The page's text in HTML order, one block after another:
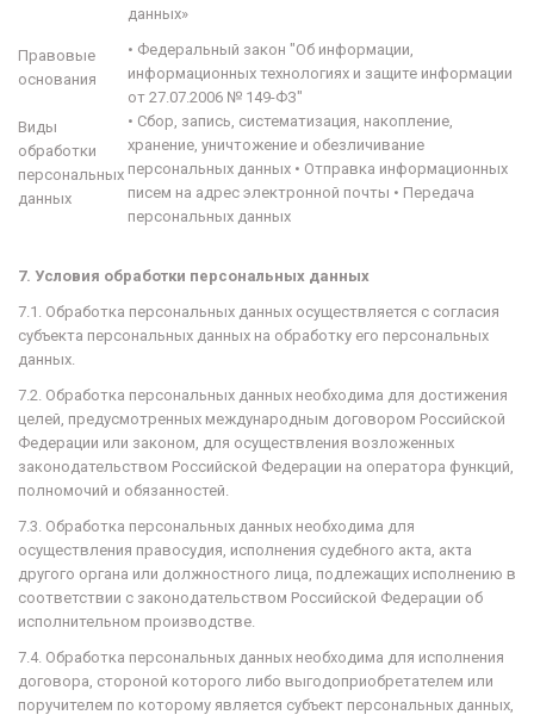
данных»
Правовые
основания
• Федеральный закон "Об информации,
информационных технологиях и защите информации
от 27.07.2006 № 149-ФЗ"
Виды
обработки
персональных
данных
• Сбор, запись, систематизация, накопление,
хранение, уничтожение и обезличивание
персональных данных • Отправка информационных
писем на адрес электронной почты • Передача
персональных данных
7. Условия обработки персональных данных
7.1. Обработка персональных данных осуществляется с согласия
субъекта персональных данных на обработку его персональных
данных.
7.2. Обработка персональных данных необходима для достижения
целей, предусмотренных международным договором Российской
Федерации или законом, для осуществления возложенных
законодательством Российской Федерации на оператора функций,
полномочий и обязанностей.
7.3. Обработка персональных данных необходима для
осуществления правосудия, исполнения судебного акта, акта
другого органа или должностного лица, подлежащих исполнению в
соответствии с законодательством Российской Федерации об
исполнительном производстве.
7.4. Обработка персональных данных необходима для исполнения
договора, стороной которого либо выгодоприобретателем или
поручителем по которому является субъект персональных данных,